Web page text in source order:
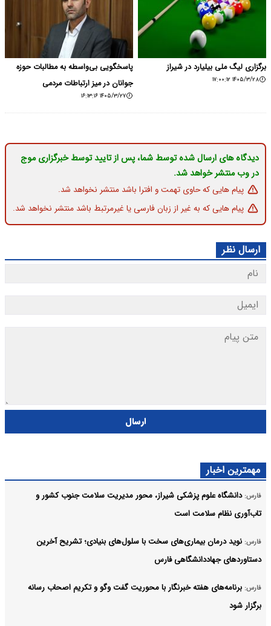
برگزاری لیگ ملی بیلیارد در شیراز
۱۴۰۵/۳/۲۸ ۱۷:۰۰:۱۲
پاسخگویی بی‌واسطه به مطالبات حوزه
جوانان در میز ارتباطات مردمی
۱۴۰۵/۳/۲۷ ۱۶:۱۳:۱۶
دیدگاه های ارسال شده توسط شما، پس از تایید توسط خبرگزاری موج
در وب منتشر خواهد شد.
پیام هایی که حاوی تهمت و افترا باشد منتشر نخواهد شد.
پیام هایی که به غیر از زبان فارسی یا غیرمرتبط باشد منتشر نخواهد شد.
ارسال نظر
ارسال
مهمترین اخبار
فارس: دانشگاه علوم پزشکی شیراز، محور مدیریت سلامت جنوب کشور و
تاب‌آوری نظام سلامت است
فارس: نوید درمان بیماری‌های سخت با سلول‌های بنیادی؛ تشریح آخرین
دستاوردهای جهاددانشگاهی فارس
فارس: برنامه‌های هفته خبرنگار با محوریت گفت وگو و تکریم اصحاب رسانه
برگزار شود